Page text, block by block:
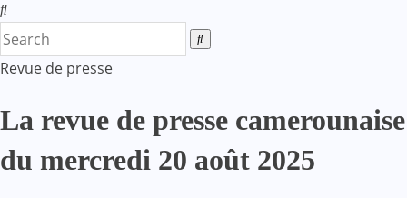
Revue de presse
La revue de presse camerounaise
du mercredi 20 août 2025